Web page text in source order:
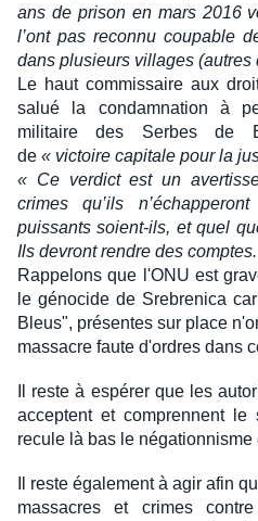
ans de prison en mars 2016
l’ont pas reconnu coupable
dans plusieurs villages (autres
Le haut commissaire aux
salué la condamnation à
militaire des Serbes de
de « victoire capitale pour la
« Ce verdict est un
crimes qu’ils
puissants soient-ils, et quel
Ils devront rendre des
Rappelons que l'ONU est
le génocide de Srebrenica
Bleus", présentes sur place
massacre faute d'ordres dans
Il reste à espérer que les
acceptent et comprennent
recule là bas le négationnisme
Il reste également à agir afin
massacres et crimes